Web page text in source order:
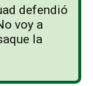
defendió
voy a
la